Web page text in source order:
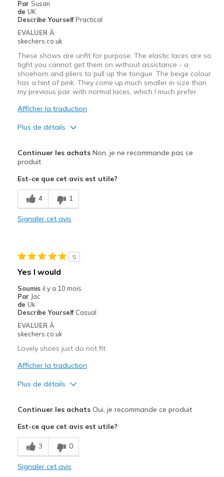
Par Susan
de UK
Describe Yourself Practical
EVALUER À
skechers.co.uk
These shows are unfit for purpose. The elastic laces are so
tight you cannot get them on without assistance - a
shoehorn and pliers to pull up the tongue. The beige colour
has a hint of pink. They come up much smaller in size than
my previous pair with normal laces, which I much prefer.
Afficher la traduction
Plus de détails
Attractive Design
Le contre
Poor Design
Les meilleures utilisations
Width
Feels too narrow
Sizing
Continuer les achatsNon, je ne recommande pas ce
produit
Est-ce que cet avis est utile?
4 1
Signaler cet avis
5
Yes I would
Soumis il y a 10 mois
Par Jac
de Uk
Describe Yourself Casual
EVALUER À
skechers.co.uk
Lovely shoes just do not fit
Afficher la traduction
Plus de détails
Comfortable
Les meilleures utilisations
Casual Wear
Continuer les achatsOui, je recommande ce produit
Est-ce que cet avis est utile?
3 0
Signaler cet avis